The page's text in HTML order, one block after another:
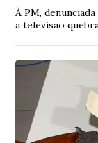
À PM,
a televisão